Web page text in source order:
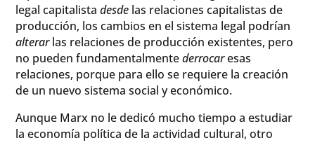
legal capitalistadesde las relaciones capitalistas de
producción, los cambios en el sistema legal podrían
alterarlas relaciones de producción existentes, pero
no pueden fundamentalmentederrocaresas
relaciones, porque para ello se requiere la creación
de un nuevo sistema social y económico.
Aunque Marx no le dedicó mucho tiempo a estudiar
la economía política de la actividad cultural, otro